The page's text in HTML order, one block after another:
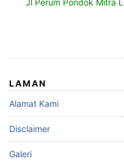
Jl Perum Pondok Mitra
LAMAN
Alamat Kami
Disclaimer
Galeri